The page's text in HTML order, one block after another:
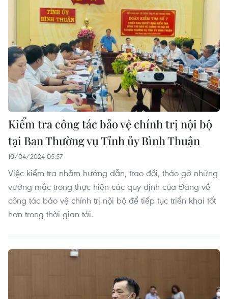
Kiểm tra công tác bảo vệ chính trị nội bộ
tại Ban Thường vụ Tỉnh ủy Bình Thuận
10/04/2024 05:57
Việc kiểm tra nhằm hướng dẫn, trao đổi, tháo gỡ những
vướng mắc trong thực hiện các quy định của Đảng về
công tác bảo vệ chính trị nội bộ để tiếp tục triển khai tốt
hơn trong thời gian tới.